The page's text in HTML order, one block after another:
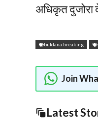
अधिकृत दुजोरा
buldana breaking
Join
Latest